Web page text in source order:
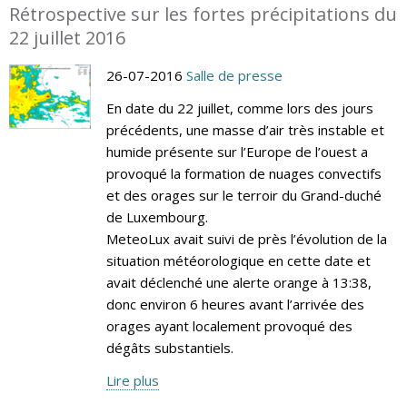
Rétrospective sur les fortes précipitations du
22 juillet 2016
26-07-2016 Salle de presse
En date du 22 juillet, comme lors des jours
précédents, une masse d’air très instable et
humide présente sur l’Europe de l’ouest a
provoqué la formation de nuages convectifs
et des orages sur le terroir du Grand-duché
de Luxembourg.
MeteoLux avait suivi de près l’évolution de la
situation météorologique en cette date et
avait déclenché une alerte orange à 13:38,
donc environ 6 heures avant l’arrivée des
orages ayant localement provoqué des
dégâts substantiels.
Lire plus